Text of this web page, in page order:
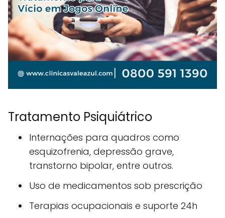
Tratamento Psiquiátrico
Internações para quadros como
esquizofrenia, depressão grave,
transtorno bipolar, entre outros.
Uso de medicamentos sob prescrição
Terapias ocupacionais e suporte 24h